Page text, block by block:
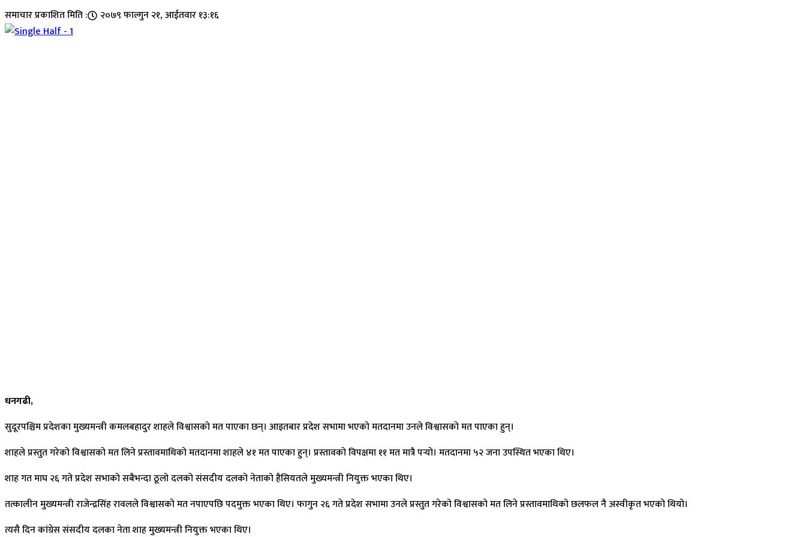
समाचार प्रकाशित मिति : २०७९ फाल्गुन २१, आईतवार १३:१६
धनगढी,
सुदूरपश्चिम प्रदेशका मुख्यमन्त्री कमलबहादुर शाहले विश्वासको मत पाएका छन्। आइतबार प्रदेश सभामा भएको मतदानमा उनले विश्वासको मत पाएका हुन्।
शाहले प्रस्तुत गरेको विश्वासको मत लिने प्रस्तावमाथिको मतदानमा शाहले ४१ मत पाएका हुन्। प्रस्तावको विपक्षमा ११ मत मात्रै पर्‍यो। मतदानमा ५२ जना उपस्थित भएका थिए।
शाह गत माघ २६ गते प्रदेश सभाको सबैभन्दा ठूलो दलको संसदीय दलको नेताको हैसियतले मुख्यमन्त्री नियुक्त भएका थिए।
तत्कालीन मुख्यमन्त्री राजेन्द्रसिंह रावलले विश्वासको मत नपाएपछि पदमुक्त भएका थिए। फागुन २६ गते प्रदेश सभामा उनले प्रस्तुत गरेको विश्वासको मत लिने प्रस्तावमाथिको छलफल नै अस्वीकृत भएको थियो।
त्यसै दिन कांग्रेस संसदीय दलका नेता शाह मुख्यमन्त्री नियुक्त भएका थिए।